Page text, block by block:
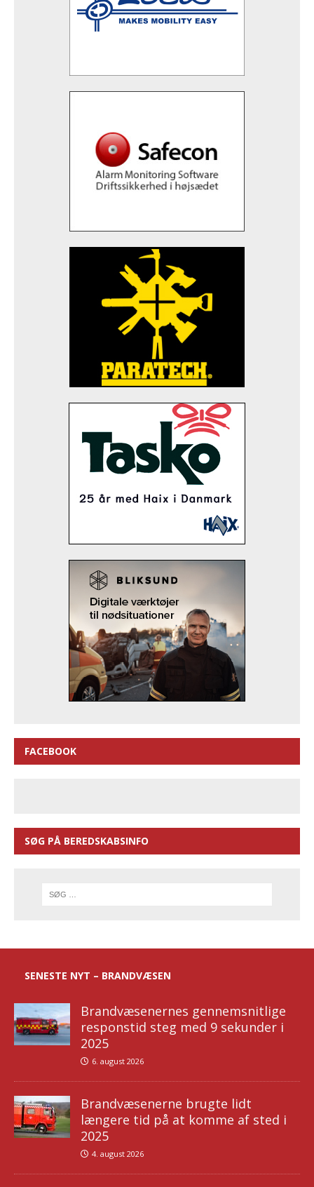
FACEBOOK
SØG PÅ BEREDSKABSINFO
SENESTE NYT – BRANDVÆSEN
Brandvæsenernes gennemsnitlige
responstid steg med 9 sekunder i
2025
6. august 2026
Brandvæsenerne brugte lidt
længere tid på at komme af sted i
2025
4. august 2026